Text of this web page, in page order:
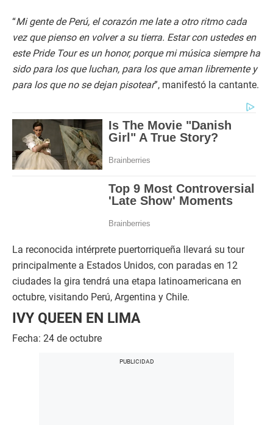
“Mi gente de Perú, el corazón me late a otro ritmo cada
vez que pienso en volver a su tierra. Estar con ustedes en
este Pride Tour es un honor, porque mi música siempre ha
sido para los que luchan, para los que aman libremente y
para los que no se dejan pisotear”, manifestó la cantante.
La reconocida intérprete puertorriqueña llevará su tour
principalmente a Estados Unidos, con paradas en 12
ciudades la gira tendrá una etapa latinoamericana en
octubre, visitando Perú, Argentina y Chile.
IVY QUEEN EN LIMA
Fecha: 24 de octubre